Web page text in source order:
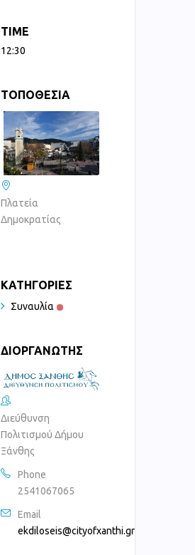
TIME
12:30
ΤΟΠΟΘΕΣΊΑ
Πλατεία
Δημοκρατίας
ΚΑΤΗΓΟΡΊΕΣ
Συναυλία
ΔΙΟΡΓΑΝΩΤΉΣ
Διεύθυνση
Πολιτισμού Δήμου
Ξάνθης
Phone
2541067065
Email
ekdiloseis@cityofxanthi.gr